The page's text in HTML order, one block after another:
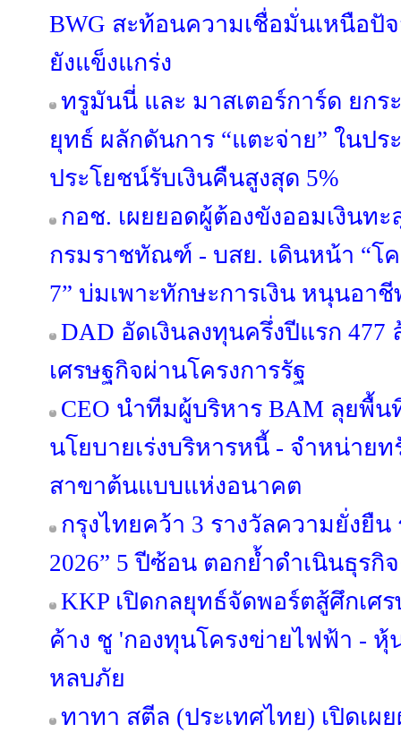
BWG สะท้อนความเชื่อมั่นเหนือปั
ยังแข็งแกร่ง
ทรูมันนี่ และ มาสเตอร์การ์ด ยกร
ยุทธ์ ผลักดันการ “แตะจ่าย” ในป
ประโยชน์รับเงินคืนสูงสุด 5%
กอช. เผยยอดผู้ต้องขังออมเงินท
กรมราชทัณฑ์ - บสย. เดินหน้า “โ
7” บ่มเพาะทักษะการเงิน หนุนอา
DAD อัดเงินลงทุนครึ่งปีแรก 477
เศรษฐกิจผ่านโครงการรัฐ
CEO นำทีมผู้บริหาร BAM ลุยพื้
นโยบายเร่งบริหารหนี้ - จำหน่าย
สาขาต้นแบบแห่งอนาคต
กรุงไทยคว้า 3 รางวัลความยั่งยืน
2026” 5 ปีซ้อน ตอกย้ำดำเนินธุรกิ
KKP เปิดกลยุทธ์จัดพอร์ตสู้ศึกเศ
ค้าง ชู 'กองทุนโครงข่ายไฟฟ้า - หุ้
หลบภัย
ทาทา สตีล (ประเทศไทย) เปิดเผ